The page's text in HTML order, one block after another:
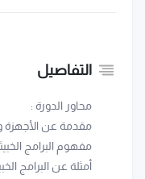
التفاصيل
محاور الدورة :
مقدمة عن الأجهزة
مفهوم البرامج
أمثلة عن البرامج